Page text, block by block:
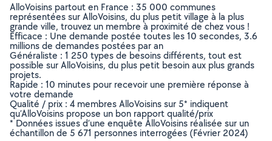
AlloVoisins partout en France : 35 000 communes
représentées sur AlloVoisins, du plus petit village à la plus
grande ville, trouvez un membre à proximité de chez vous !
Efficace : Une demande postée toutes les 10 secondes, 3.6
millions de demandes postées par an
Généraliste : 1 250 types de besoins différents, tout est
possible sur AlloVoisins, du plus petit besoin aux plus grands
projets.
Rapide : 10 minutes pour recevoir une première réponse à
votre demande
Qualité / prix : 4 membres AlloVoisins sur 5* indiquent
qu’AlloVoisins propose un bon rapport qualité/prix
* Données issues d’une enquête AlloVoisins réalisée sur un
échantillon de 5 671 personnes interrogées (Février 2024)